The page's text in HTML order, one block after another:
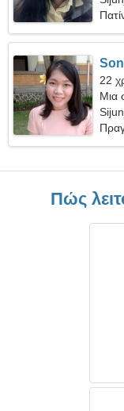
22
Μια
σαν
Πώς